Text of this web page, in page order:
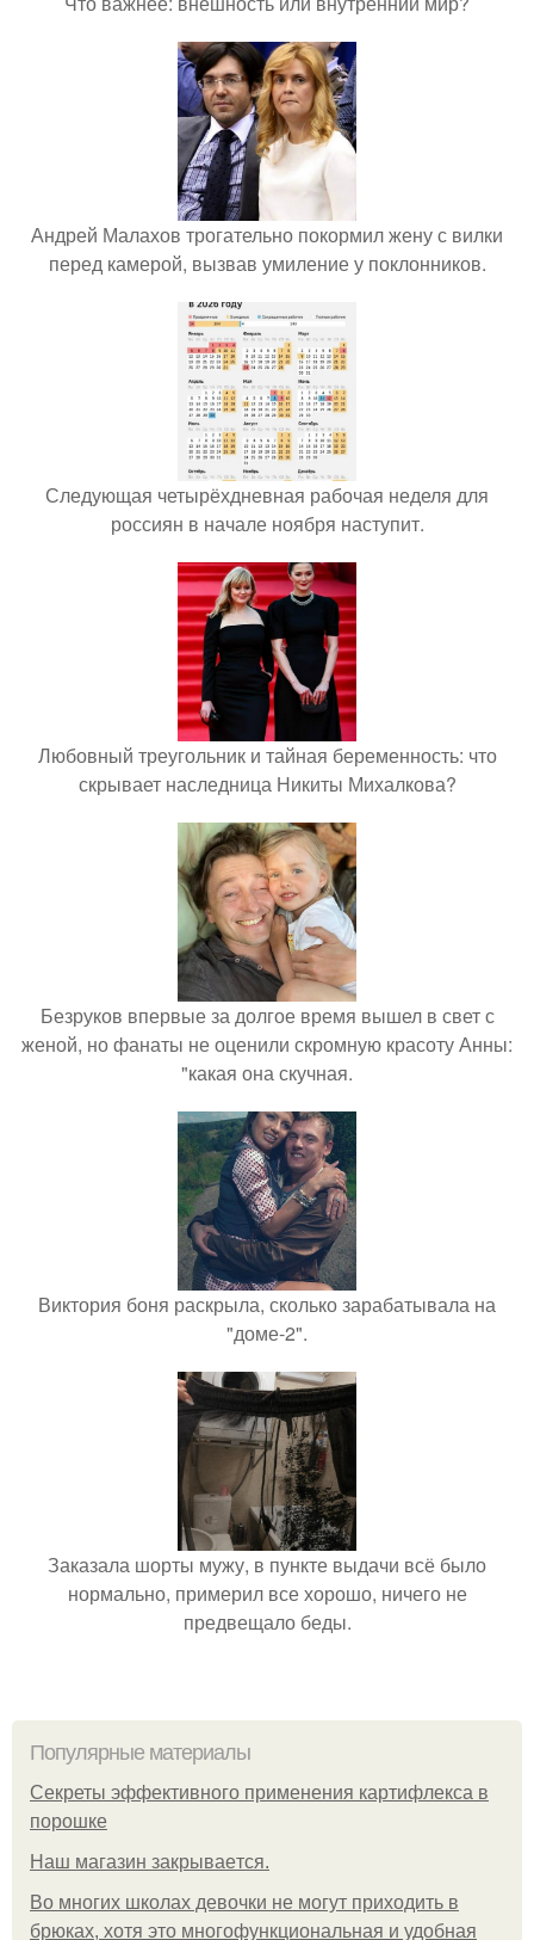
Андрей Малахов трогательно покормил жену с вилки
перед камерой, вызвав умиление у поклонников.
Следующая четырёхдневная рабочая неделя для
россиян в начале ноября наступит.
Любовный треугольник и тайная беременность: что
скрывает наследница Никиты Михалкова?
Безруков впервые за долгое время вышел в свет с
женой, но фанаты не оценили скромную красоту Анны:
"какая она скучная.
Виктория боня раскрыла, сколько зарабатывала на
"доме-2".
Заказала шорты мужу, в пункте выдачи всё было
нормально, примерил все хорошо, ничего не
предвещало беды.
Популярные материалы
Секреты эффективного применения картифлекса в
порошке
Нaш магaзин зaкрывaeтся.
Во многих школах девочки не могут приходить в
брюках, хотя это многофункциональная и удобная